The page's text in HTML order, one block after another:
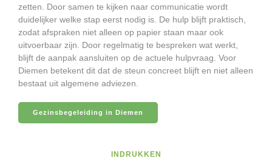
zetten. Door samen te kijken naar communicatie wordt
duidelijker welke stap eerst nodig is. De hulp blijft praktisch,
zodat afspraken niet alleen op papier staan maar ook
uitvoerbaar zijn. Door regelmatig te bespreken wat werkt,
blijft de aanpak aansluiten op de actuele hulpvraag. Voor
Diemen betekent dit dat de steun concreet blijft en niet alleen
bestaat uit algemene adviezen.
Gezinsbegeleiding in Diemen
INDRUKKEN